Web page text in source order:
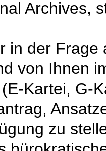
Archives,
in der Frage
von Ihnen
Kartei, G-
zu